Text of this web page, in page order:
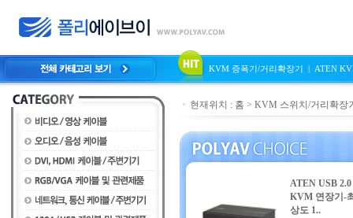
KVM 증폭기/거리확장기 | ATEN
현재위치 : 홈 > KVM 스위치/거리확장
ATEN USB
KVM 연장기-
상도 1..